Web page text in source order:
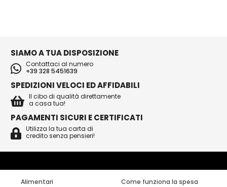
SIAMO A TUA DISPOSIZIONE
Contattaci al numero
+39 328 5451639
SPEDIZIONI VELOCI ED AFFIDABILI
Il cibo di qualità direttamente
a casa tua!
PAGAMENTI SICURI E CERTIFICATI
Utilizza la tua carta di
credito senza pensieri!
Alimentari
Come funziona la spesa